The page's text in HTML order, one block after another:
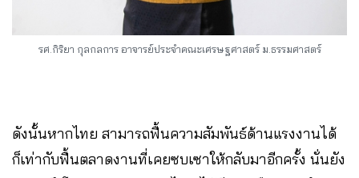
รศ.กิริยา กุลกลการ อาจารย์ประจำคณะเศรษฐศาสตร์ ม.ธรรมศาสตร์
ดังนั้นหากไทย สามารถฟื้นความสัมพันธ์ด้านแรงงานได้
ก็เท่ากับฟื้นตลาดงานที่เคยซบเซาให้กลับมาอีกครั้ง นั่นยัง